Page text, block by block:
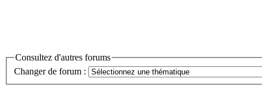
Consultez d'autres forums
Changer de forum :